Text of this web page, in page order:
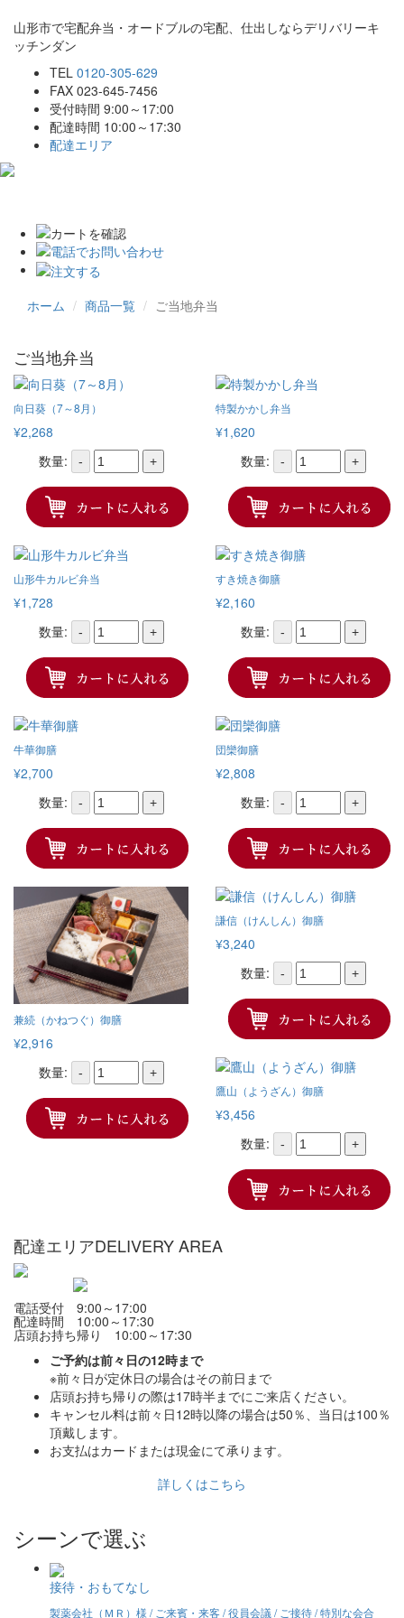
山形市で宅配弁当・オードブルの宅配、仕出しならデリバリーキ
ッチンダン
TEL 0120-305-629
FAX 023-645-7456
受付時間 9:00～17:00
配達時間 10:00～17:30
配達エリア
ホーム 商品一覧 ご当地弁当
ご当地弁当
向日葵（7～8月）
¥2,268
数量:
- +
特製かかし弁当
¥1,620
数量:
- +
山形牛カルビ弁当
¥1,728
数量:
- +
すき焼き御膳
¥2,160
数量:
- +
牛華御膳
¥2,700
数量:
- +
団欒御膳
¥2,808
数量:
- +
兼続（かねつぐ）御膳
¥2,916
数量:
- +
謙信（けんしん）御膳
¥3,240
数量:
- +
鷹山（ようざん）御膳
¥3,456
数量:
- +
配達エリアDELIVERY AREA
電話受付 9:00～17:00
配達時間 10:00～17:30
店頭お持ち帰り 10:00～17:30
ご予約は前々日の12時まで
※前々日が定休日の場合はその前日まで
店頭お持ち帰りの際は17時半までにご来店ください。
キャンセル料は前々日12時以降の場合は50％、当日は100％
頂戴します。
お支払はカードまたは現金にて承ります。
詳しくはこちら
シーンで選ぶ
接待・おもてなし
製薬会社（ＭＲ）様 / ご来賓・来客 / 役員会議 / ご接待 / 特別な会合